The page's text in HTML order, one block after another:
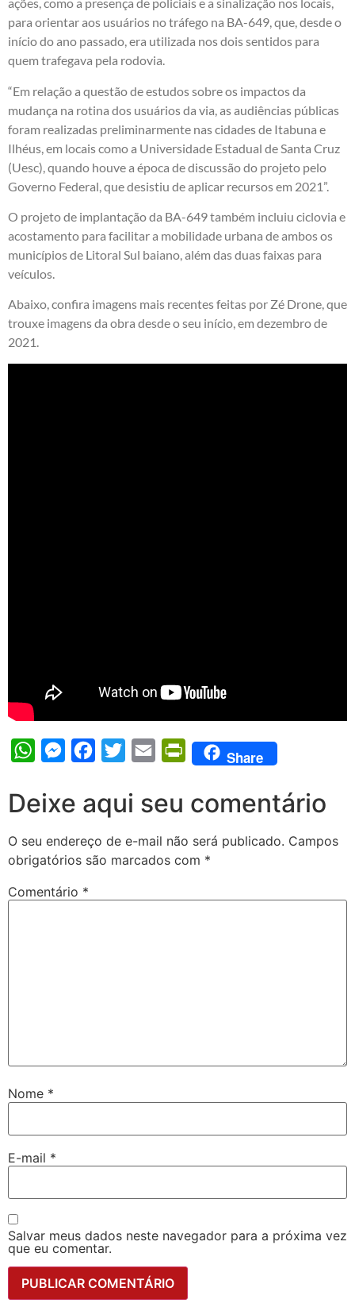
para orientar aos usuários no tráfego na BA-649, que, desde o
início do ano passado, era utilizada nos dois sentidos para
quem trafegava pela rodovia.
“Em relação a questão de estudos sobre os impactos da
mudança na rotina dos usuários da via, as audiências públicas
foram realizadas preliminarmente nas cidades de Itabuna e
Ilhéus, em locais como a Universidade Estadual de Santa Cruz
(Uesc), quando houve a época de discussão do projeto pelo
Governo Federal, que desistiu de aplicar recursos em 2021”.
O projeto de implantação da BA-649 também incluiu ciclovia e
acostamento para facilitar a mobilidade urbana de ambos os
municípios de Litoral Sul baiano, além das duas faixas para
veículos.
Abaixo, confira imagens mais recentes feitas por Zé Drone, que
trouxe imagens da obra desde o seu início, em dezembro de
2021.
WhatsAppMessengerFacebook
Twitter Email PrintFriendly
Share
Deixe aqui seu comentário
O seu endereço de e-mail não será publicado. Campos
obrigatórios são marcados com *
Comentário *
Nome *
E-mail *
Salvar meus dados neste navegador para a próxima vez
que eu comentar.